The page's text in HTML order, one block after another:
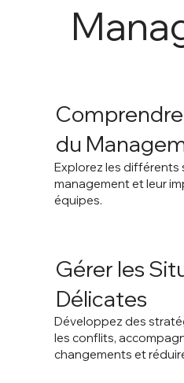
du
Explorez les différents
management et leur
équipes.
Gérer les
Délicates
Développez des
les conflits,
changements et